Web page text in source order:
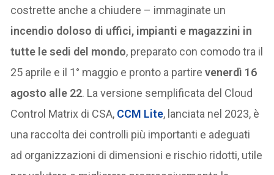
costrette anche a chiudere – immaginate un
incendio doloso di uffici, impianti e magazzini in
tutte le sedi del mondo, preparato con comodo tra il
25 aprile e il 1° maggio e pronto a partirevenerdì 16
agosto alle 22. La versione semplificata del Cloud
Control Matrix di CSA, CCM Lite, lanciata nel 2023, è
una raccolta dei controlli più importanti e adeguati
ad organizzazioni di dimensioni e rischio ridotti, utile